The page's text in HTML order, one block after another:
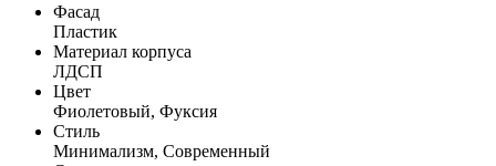
Фасад
Пластик
Материал корпуса
ЛДСП
Цвет
Фиолетовый, Фуксия
Стиль
Минимализм, Современный